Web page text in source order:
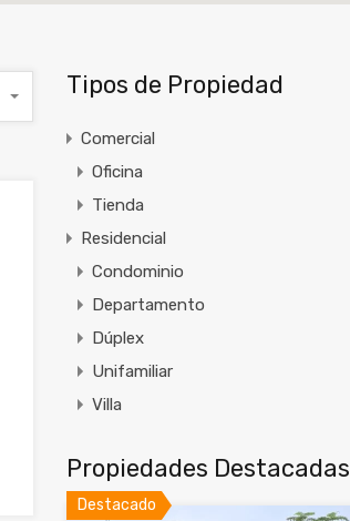
Tipos de Propiedad
Comercial
Oficina
Tienda
Residencial
Condominio
Departamento
Dúplex
Unifamiliar
Villa
Propiedades Destacadas
Destacado